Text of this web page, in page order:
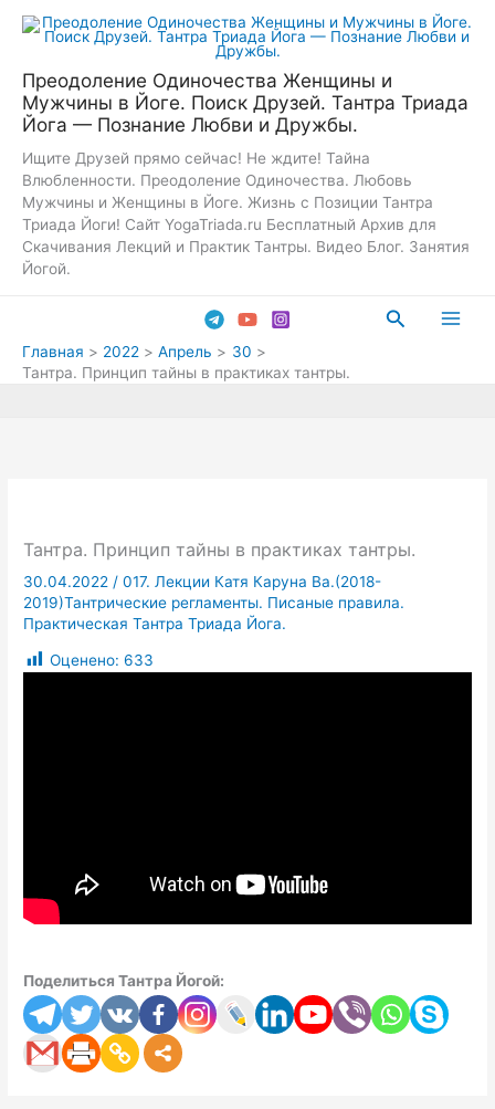
Перейти
Преодоление Одиночества Женщины и
Мужчины в Йоге. Поиск Друзей. Тантра Триада
Йога — Познание Любви и Дружбы.
Ищите Друзей прямо сейчас! Не ждите! Тайна
Влюбленности. Преодоление Одиночества. Любовь
Мужчины и Женщины в Йоге. Жизнь с Позиции Тантра
Триада Йоги! Сайт YogaTriada.ru Бесплатный Архив для
Скачивания Лекций и Практик Тантры. Видео Блог. Занятия
Йогой.
Поиск
Главная 2022 Апрель
30
Тантра. Принцип тайны в практиках тантры.
Тантра. Принцип тайны в практиках тантры.
30.04.2022 /017. Лекции Катя Каруна Ва.(2018-
2019)Тантрические регламенты. Писаные правила.
Практическая Тантра Триада Йога.
Оценено: 633
Поделиться Тантра Йогой: